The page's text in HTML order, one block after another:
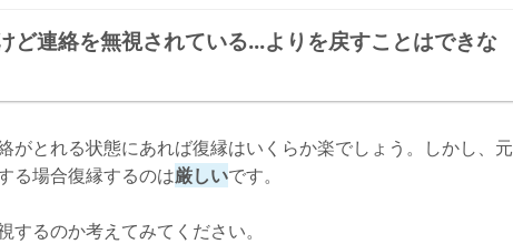
ど連絡を無視されている...よりを戻すことはできな
がとれる状態にあれば復縁はいくらか楽でしょう。しかし、元
る場合復縁するのは厳しいです。
するのか考えてみてください。